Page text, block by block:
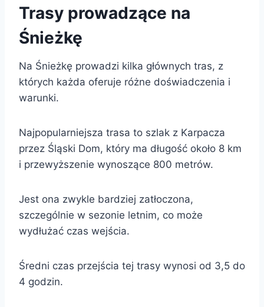
Trasy prowadzące na
Śnieżkę
Na Śnieżkę prowadzi kilka głównych tras, z
których każda oferuje różne doświadczenia i
warunki.
Najpopularniejsza trasa to szlak z Karpacza
przez Śląski Dom, który ma długość około 8 km
i przewyższenie wynoszące 800 metrów.
Jest ona zwykle bardziej zatłoczona,
szczególnie w sezonie letnim, co może
wydłużać czas wejścia.
Średni czas przejścia tej trasy wynosi od 3,5 do
4 godzin.